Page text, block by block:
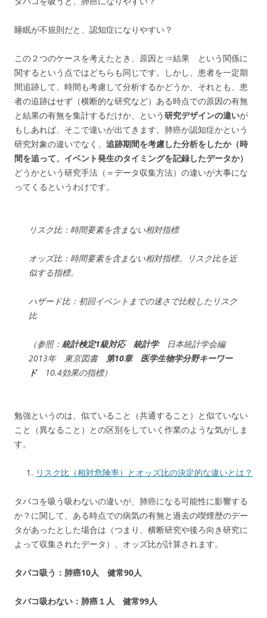
睡眠が不規則だと、認知症になりやすい？
この２つのケースを考えたとき、原因と⇒結果 という関係に
関するという点ではどちらも同じです。しかし、患者を一定期
間追跡して、時間も考慮して分析するかどうか、それとも、患
者の追跡はせず（横断的な研究など）ある時点での原因の有無
と結果の有無を集計するだけか、という研究デザインの違いが
もしあれば、そこで違いが出てきます。肺癌か認知症かという
研究対象の違いでなく、 追跡期間を考慮した分析をしたか（時
間を追って、イベント発生のタイミングを記録したデータか）
どうかという研究手法（＝データ収集方法）の違いが大事にな
ってくるというわけです。
リスク比：時間要素を含まない相対指標
オッズ比：時間要素を含まない相対指標。リスク比を近
似する指標。
ハザード比：初回イベントまでの速さで比較したリスク
比
（参照： 統計検定1級対応 統計学日本統計学会編
2013年 東京図書 第10章 医学生物学分野キーワー
ド10.4効果の指標）
勉強というのは、似ていること（共通すること）と似ていない
こと（異なること）との区別をしていく作業のような気がしま
す。
リスク比（相対危険率）とオッズ比の決定的な違いとは？
タバコを吸う吸わないの違いが、肺癌になる可能性に影響する
か？に関して、ある時点での病気の有無と過去の喫煙歴のデー
タがあったとした場合は（つまり、横断研究や後ろ向き研究に
よって収集されたデータ）、オッズ比が計算されます。
タバコ吸う：肺癌10人 健常90人
タバコ吸わない：肺癌１人 健常99人